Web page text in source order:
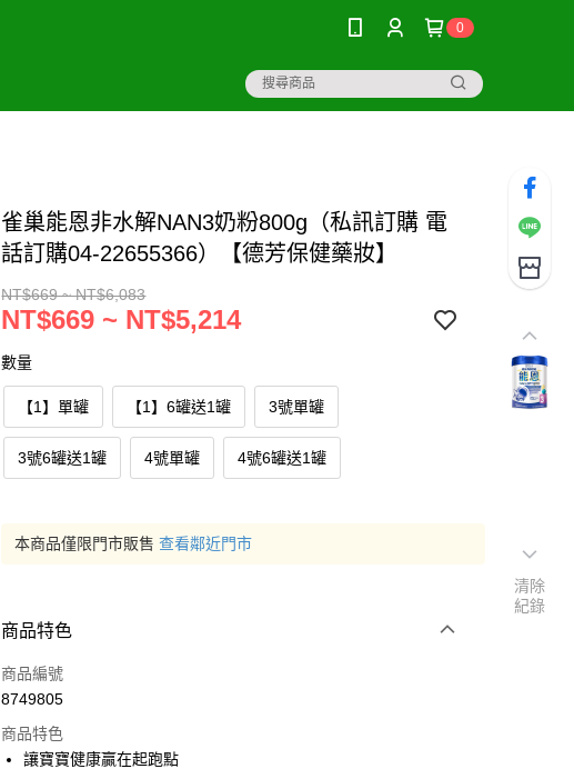
0
雀巢能恩非水解NAN3奶粉800g（私訊訂購 電
話訂購04-22655366）【德芳保健藥妝】
NT$669 ~ NT$6,083
NT$669 ~ NT$5,214
數量
【1】單罐 【1】6罐送1罐 3號單罐
3號6罐送1罐 4號單罐 4號6罐送1罐
本商品僅限門市販售 查看鄰近門市
商品特色
商品編號
8749805
商品特色
讓寶寶健康贏在起跑點
清除
紀錄